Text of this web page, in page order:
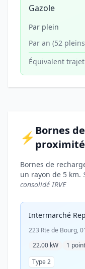
Gazole
Par plein
Par an (52
Équivalent trajet
⚡ Bornes
proximité
Bornes de
un rayon de 5 km.
consolidé IRVE
Intermarché
223 Rte de Bourg,
22.00 kW
1
Type 2